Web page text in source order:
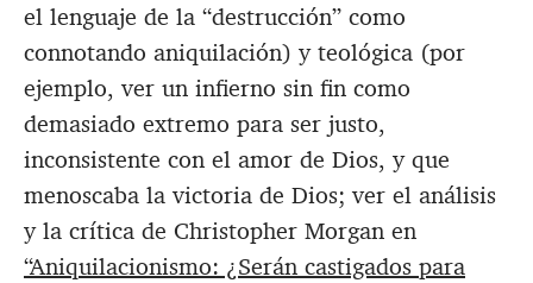
el lenguaje de la “destrucción” como
connotando aniquilación) y teológica (por
ejemplo, ver un infierno sin fin como
demasiado extremo para ser justo,
inconsistente con el amor de Dios, y que
menoscaba la victoria de Dios; ver el análisis
y la crítica de Christopher Morgan en
“Aniquilacionismo: ¿Serán castigados para